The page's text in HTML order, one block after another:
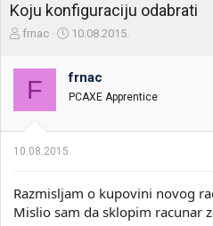
Koju konfiguraciju odabrati
Z
n
i
k
m
e
frnac
D
u
m
o
t
a
10.08.2015.
F frnac
PCAXE Apprentice
10.08.2015.
Razmisljam o kupovini novog
Mislio sam da sklopim racunar